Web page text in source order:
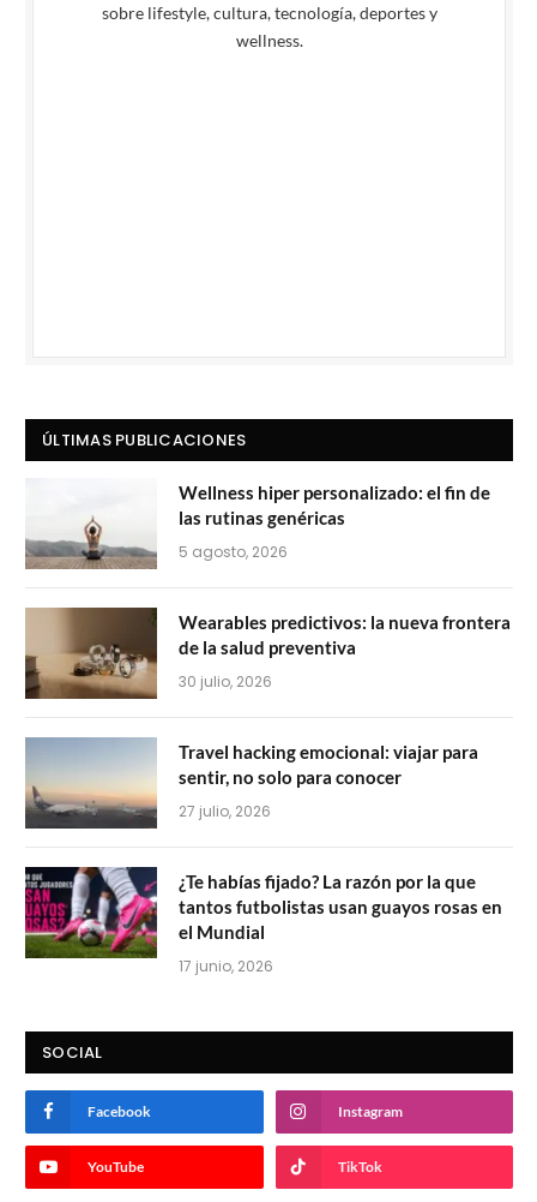
sobre lifestyle, cultura, tecnología, deportes y
wellness.
ÚLTIMAS PUBLICACIONES
Wellness hiper personalizado: el fin de
las rutinas genéricas
5 agosto, 2026
Wearables predictivos: la nueva frontera
de la salud preventiva
30 julio, 2026
Travel hacking emocional: viajar para
sentir, no solo para conocer
27 julio, 2026
¿Te habías fijado? La razón por la que
tantos futbolistas usan guayos rosas en
el Mundial
17 junio, 2026
SOCIAL
Facebook Instagram
YouTube TikTok